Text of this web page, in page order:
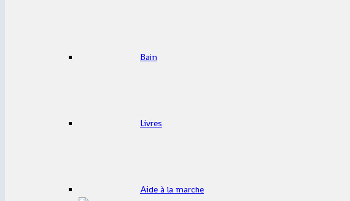
Bain
Livres
Aide à la marche